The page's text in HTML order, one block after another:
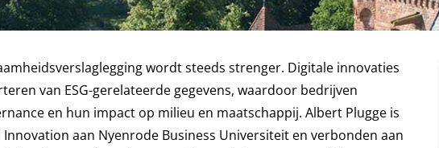
wordt steeds strenger. Digitale innovaties
van ESG-gerelateerde gegevens, waardoor bedrijven
en hun impact op milieu en maatschappij. Albert Plugge is
aan Nyenrode Business Universiteit en verbonden aan